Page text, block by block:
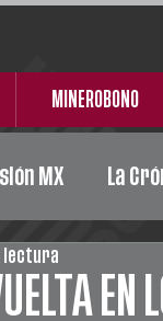
MINEROBONO
MX La
Social
EN
lectura